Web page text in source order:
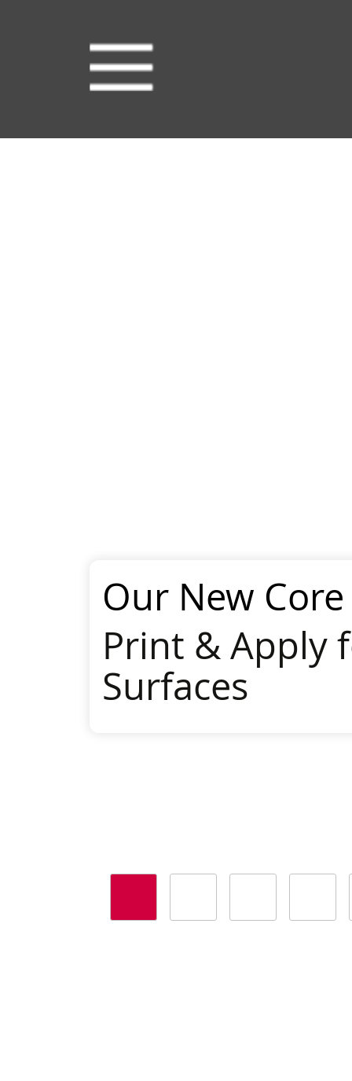
Our New
Print & Apply
Surfaces
One for all
Printers,